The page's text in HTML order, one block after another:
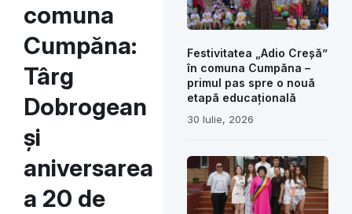
comuna
Cumpăna:
Târg
Dobrogean
și
aniversarea
a 20 de
Festivitatea „Adio Creșă”
în comuna Cumpăna –
primul pas spre o nouă
etapă educațională
30 Iulie, 2026